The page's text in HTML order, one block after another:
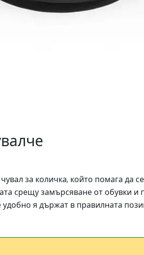
за количка, който помага
срещу замърсяване от обувки
я държат в правилната